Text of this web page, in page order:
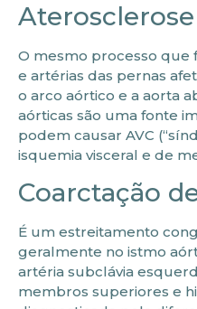
O mesmo processo que
e artérias das pernas
o arco aórtico e a aorta
aórticas são uma fonte
podem causar AVC
isquemia visceral e de
Coarctação
É um estreitamento
geralmente no istmo
artéria subclávia
membros superiores e